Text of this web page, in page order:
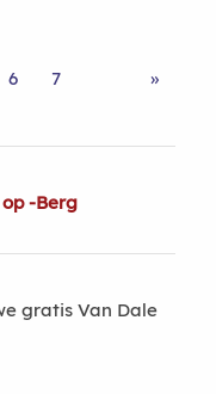
6 7 »
-Berg
gratis Van Dale